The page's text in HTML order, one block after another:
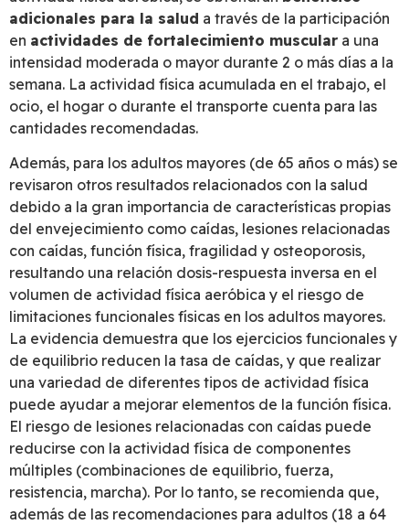
adicionales para la salud a través de la participación
en actividades de fortalecimiento muscular a una
intensidad moderada o mayor durante 2 o más días a la
semana. La actividad física acumulada en el trabajo, el
ocio, el hogar o durante el transporte cuenta para las
cantidades recomendadas.
Además, para los adultos mayores (de 65 años o más) se
revisaron otros resultados relacionados con la salud
debido a la gran importancia de características propias
del envejecimiento como caídas, lesiones relacionadas
con caídas, función física, fragilidad y osteoporosis,
resultando una relación dosis-respuesta inversa en el
volumen de actividad física aeróbica y el riesgo de
limitaciones funcionales físicas en los adultos mayores.
La evidencia demuestra que los ejercicios funcionales y
de equilibrio reducen la tasa de caídas, y que realizar
una variedad de diferentes tipos de actividad física
puede ayudar a mejorar elementos de la función física.
El riesgo de lesiones relacionadas con caídas puede
reducirse con la actividad física de componentes
múltiples (combinaciones de equilibrio, fuerza,
resistencia, marcha). Por lo tanto, se recomienda que,
además de las recomendaciones para adultos (18 a 64